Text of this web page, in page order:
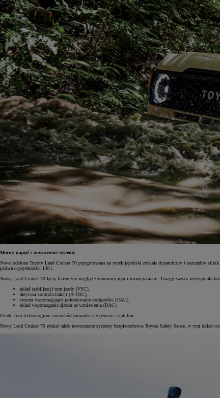
Mocny napęd i nowoczesne systemy
Nowa odsłona Toyoty Land Cruiser 70 przygotowana na rynek japoński zyskała dynamiczny i oszczędny
paliwa o pojemności 130 l.
Nowy Land Cruiser 70 łączy klasyczny wygląd z innowacyjnymi rozwiązaniami. Uwagę zwraca wytrzymała
układ stabilizacji toru jazdy (VSC),
aktywna kontrola trakcji (A-TRC),
system wspomagający pokonywanie podjazdów (HAC),
układ wspomagania zjazdu ze wzniesienia (DAC).
Dzięki tym technologiom samochód prowadzi się pewnie i stabilnie.
Nowy Land Cruiser 70 zyskał także nowoczesne systemy bezpieczeństwa Toyota Safety Sense, w tym